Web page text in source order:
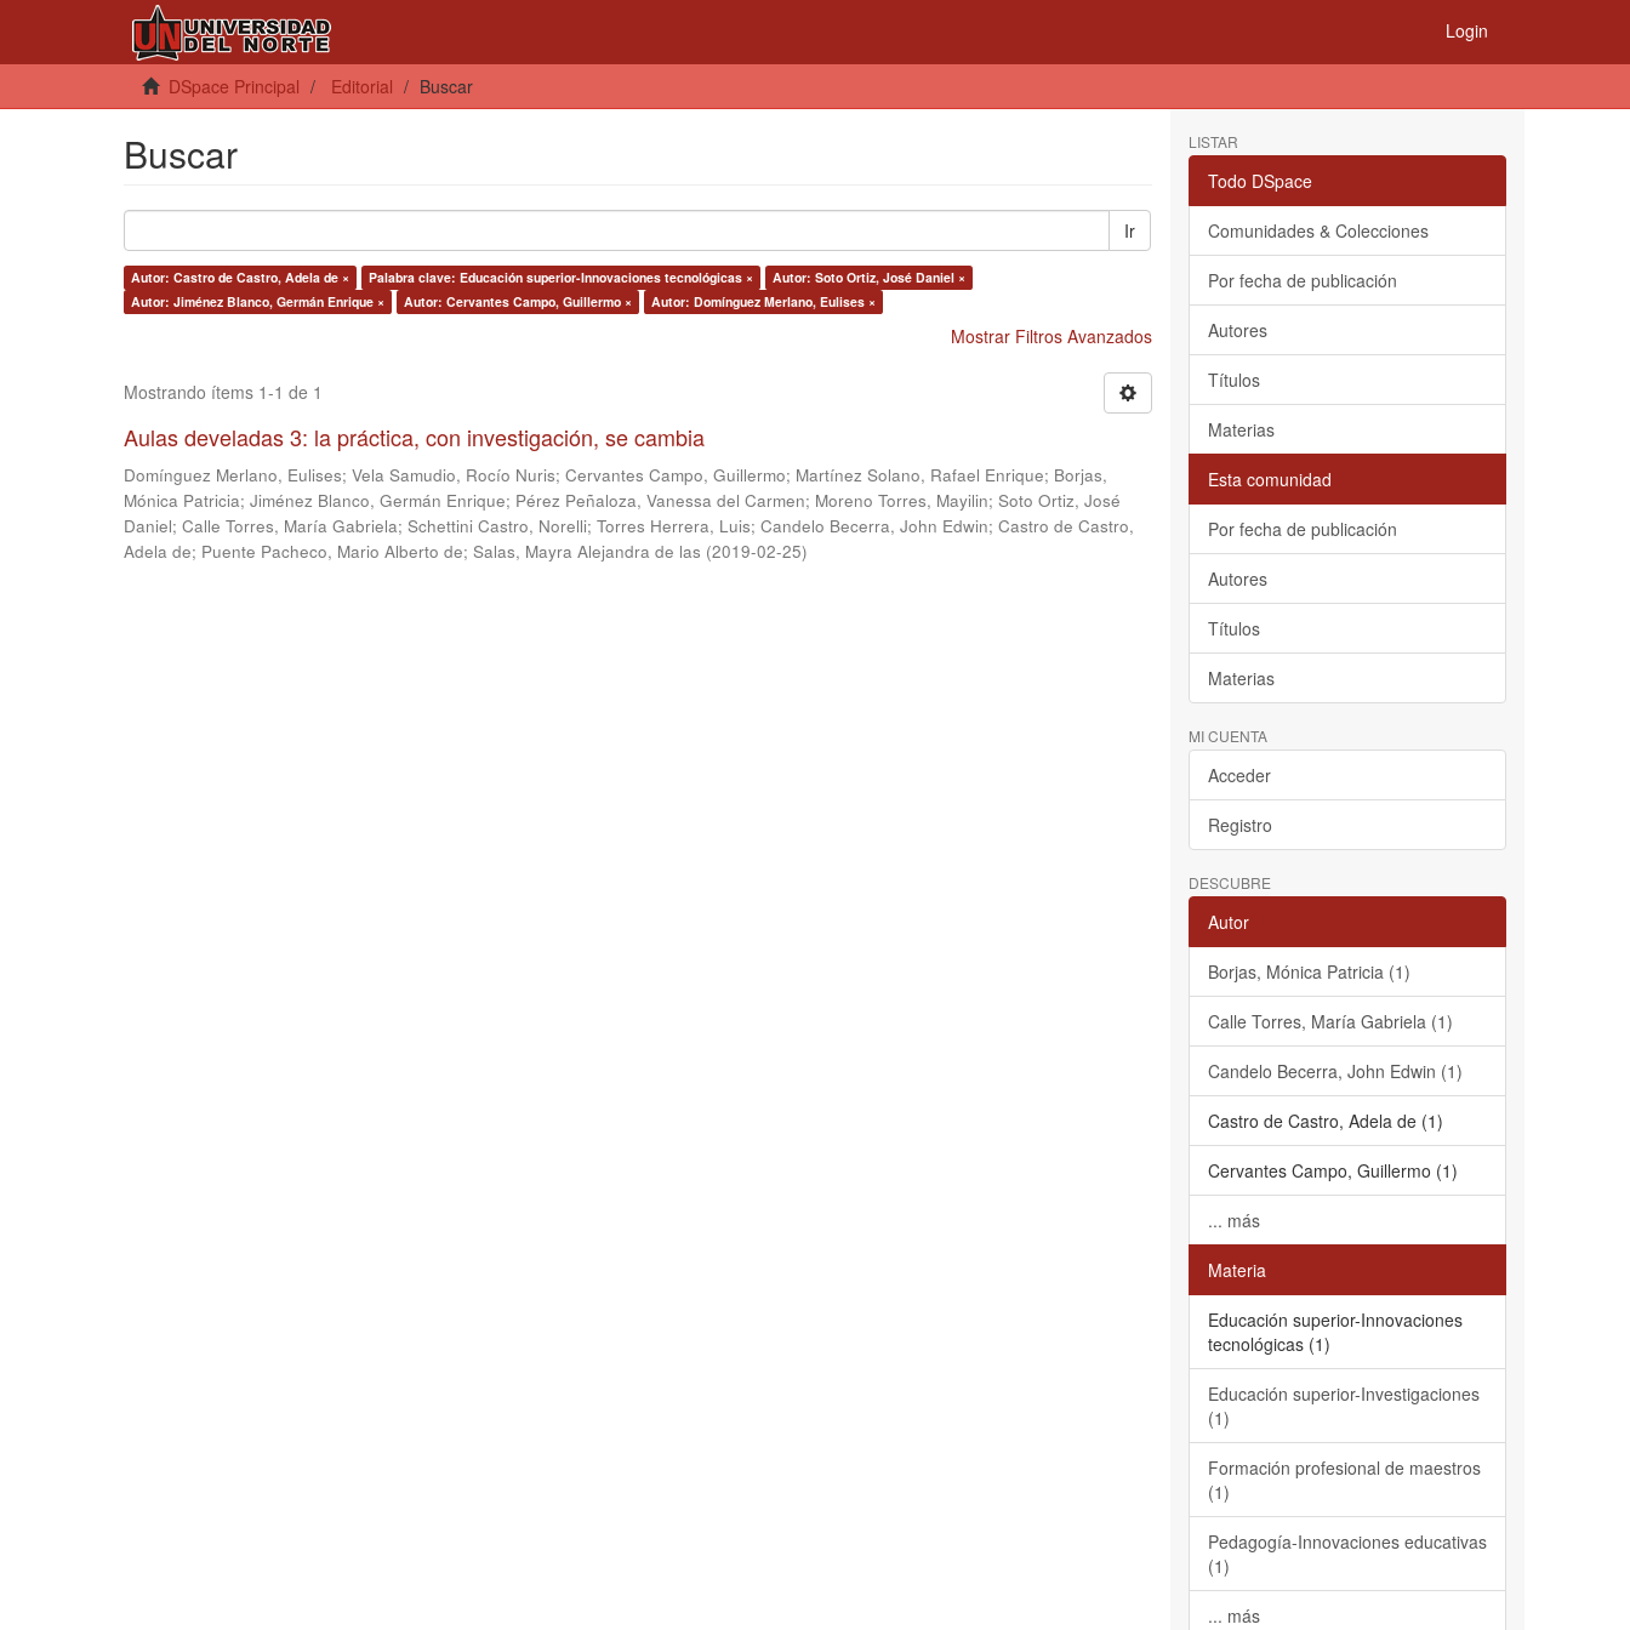
Login
DSpace Principal Editorial Buscar
Buscar
Ir
Autor: Castro de Castro, Adela de × Palabra clave: Educación superior-Innovaciones tecnológicas ×
Autor: Soto Ortiz, José Daniel ×
Autor: Jiménez Blanco, Germán Enrique ×
Autor: Cervantes Campo, Guillermo × Autor: Domínguez Merlano, Eulises ×
Mostrar Filtros Avanzados
Mostrando ítems 1-1 de 1
Aulas develadas 3: la práctica, con investigación, se cambia
Domínguez Merlano, Eulises; Vela Samudio, Rocío Nuris; Cervantes Campo, Guillermo; Martínez Solano, Rafael Enrique; Borjas,
Mónica Patricia; Jiménez Blanco, Germán Enrique; Pérez Peñaloza, Vanessa del Carmen; Moreno Torres, Mayilin; Soto Ortiz, José
Daniel; Calle Torres, María Gabriela; Schettini Castro, Norelli; Torres Herrera, Luis; Candelo Becerra, John Edwin; Castro de Castro,
Adela de; Puente Pacheco, Mario Alberto de; Salas, Mayra Alejandra de las (2019-02-25)
LISTAR
Todo DSpace
Comunidades & Colecciones
Por fecha de publicación
Autores
Títulos
Materias
Esta comunidad
Por fecha de publicación
Autores
Títulos
Materias
MI CUENTA
Acceder
Registro
DESCUBRE
Autor
Borjas, Mónica Patricia (1)
Calle Torres, María Gabriela (1)
Candelo Becerra, John Edwin (1)
Castro de Castro, Adela de (1)
Cervantes Campo, Guillermo (1)
... más
Materia
Educación superior-Innovaciones
tecnológicas (1)
Educación superior-Investigaciones
(1)
Formación profesional de maestros
(1)
Pedagogía-Innovaciones educativas
(1)
... más